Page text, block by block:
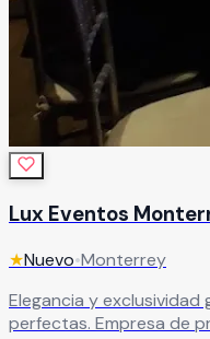
Lux Eventos
★Nuevo•Monterrey
Elegancia y
perfectas. Empresa de